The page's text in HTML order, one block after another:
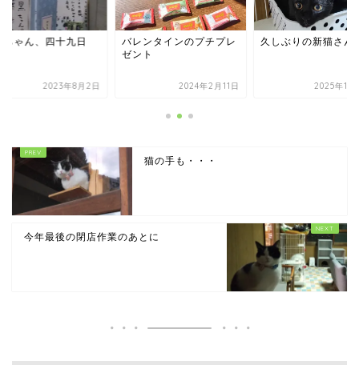
ちゃん、四十九日
2023年8月2日
バレンタインのプチプレ
ゼント
2024年2月11日
久しぶりの新猫さん
2025年11
猫の手も・・・
今年最後の閉店作業のあとに